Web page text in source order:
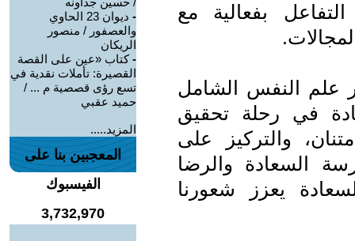
بفعالية مع
علم النفس الشامل
في رحلة تحقيق
والتركيز على
السعادة والرضا
يعزز شعورنا
-
ديوان 23 الحاوي
والعصفور / منصور
الريكان
-كتاب «عين على القصة
القصيرة: تأملات نقدية في
تسع رؤى قصصية م ... /
حميد عقبي
المزيد.....
المعجبين بنا على
الفيسبوك
3,732,970